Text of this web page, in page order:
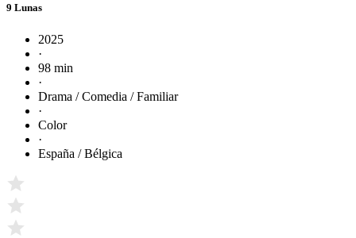
9 Lunas
2025
·
98 min
·
Drama / Comedia / Familiar
·
Color
·
España / Bélgica